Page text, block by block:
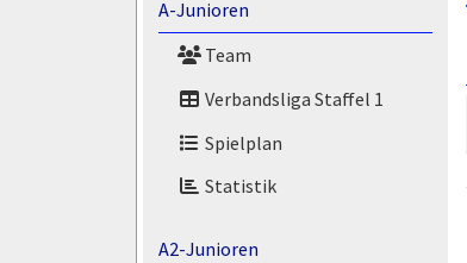
A-Junioren
Team
Verbandsliga Staffel 1
Spielplan
Statistik
A2-Junioren